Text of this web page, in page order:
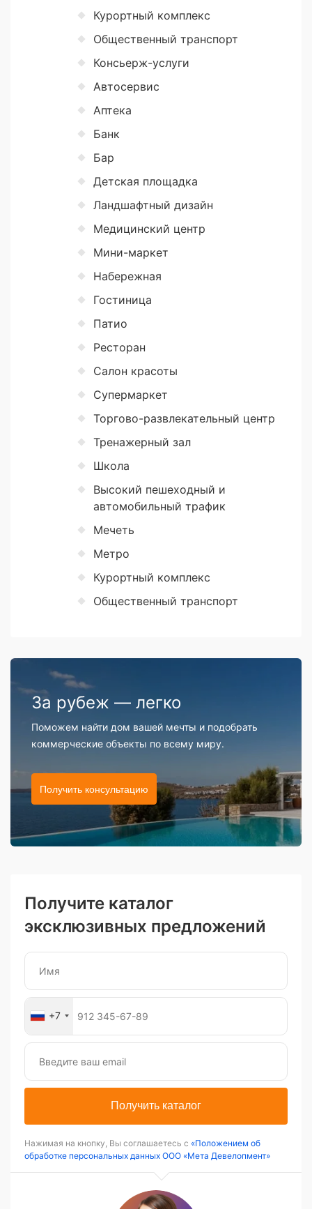
Курортный комплекс
Общественный транспорт
Консьерж-услуги
Автосервис
Аптека
Банк
Бар
Детская площадка
Ландшафтный дизайн
Медицинский центр
Мини-маркет
Набережная
Гостиница
Патио
Ресторан
Салон красоты
Супермаркет
Торгово-развлекательный центр
Тренажерный зал
Школа
Высокий пешеходный и
автомобильный трафик
Мечеть
Метро
Курортный комплекс
Общественный транспорт
За рубеж — легко
Поможем найти дом вашей мечты и подобрать
коммерческие объекты по всему миру.
Получить консультацию
Получите каталог
эксклюзивных предложений
+7
Получить каталог
Нажимая на кнопку, Вы соглашаетесь с «Положением об
обработке персональных данных ООО «Мета Девелопмент»